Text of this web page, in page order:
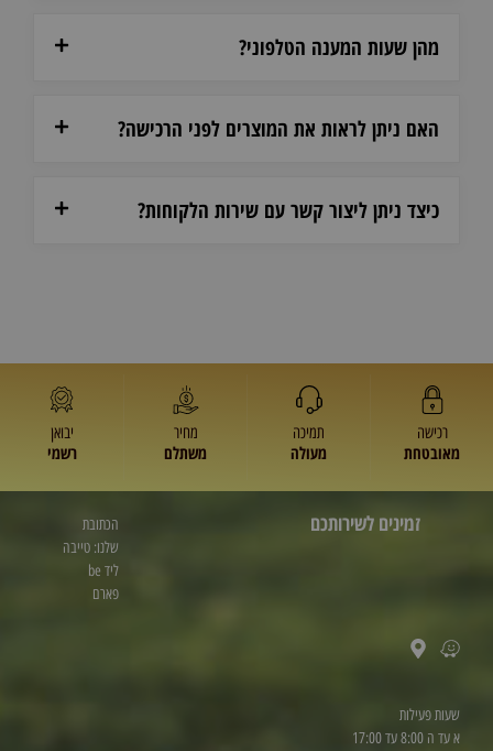
מהן שעות המענה הטלפוני?
האם ניתן לראות את המוצרים לפני הרכישה?
כיצד ניתן ליצור קשר עם שירות הלקוחות?
רכישה
מאובטחת
תמיכה
מעולה
מחיר
משתלם
יבואן
רשמי
זמינים לשירותכם
הכתובת
שלנו: טייבה
ליד be
פארם
שעות פעילות
א עד ה 8:00 עד 17:00